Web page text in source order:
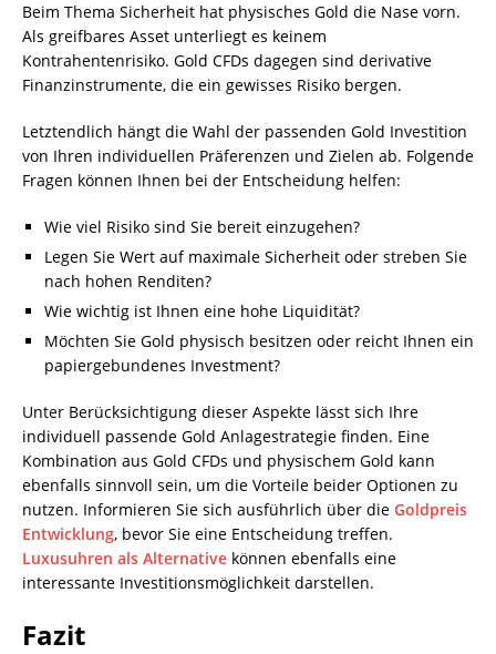
Beim Thema Sicherheit hat physisches Gold die Nase vorn.
Als greifbares Asset unterliegt es keinem
Kontrahentenrisiko. Gold CFDs dagegen sind derivative
Finanzinstrumente, die ein gewisses Risiko bergen.
Letztendlich hängt die Wahl der passenden Gold Investition
von Ihren individuellen Präferenzen und Zielen ab. Folgende
Fragen können Ihnen bei der Entscheidung helfen:
Wie viel Risiko sind Sie bereit einzugehen?
Legen Sie Wert auf maximale Sicherheit oder streben Sie
nach hohen Renditen?
Wie wichtig ist Ihnen eine hohe Liquidität?
Möchten Sie Gold physisch besitzen oder reicht Ihnen ein
papiergebundenes Investment?
Unter Berücksichtigung dieser Aspekte lässt sich Ihre
individuell passende Gold Anlagestrategie finden. Eine
Kombination aus Gold CFDs und physischem Gold kann
ebenfalls sinnvoll sein, um die Vorteile beider Optionen zu
nutzen. Informieren Sie sich ausführlich über die Goldpreis
Entwicklung, bevor Sie eine Entscheidung treffen.
Luxusuhren als Alternative können ebenfalls eine
interessante Investitionsmöglichkeit darstellen.
Fazit